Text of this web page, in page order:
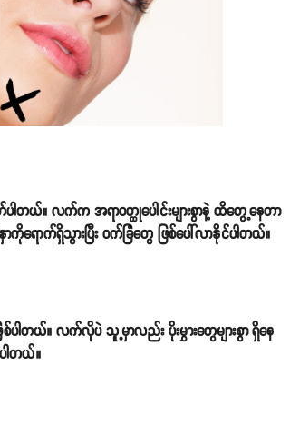
တယ်။ လက်က အရာဝတ္ထုပေါင်းများစွာနဲ့ ထိတွေ့နေတာ
ကိုရောက်ရှိသွားပြီး ဝက်ခြံတွေ ဖြစ်ပေါ်လာနိုင်ပါတယ်။
ါတယ်။ လက်လိုပဲ သူ့မှာလည်း ပိုးမွှားတွေများစွာ ရှိနေ
ါတယ်။